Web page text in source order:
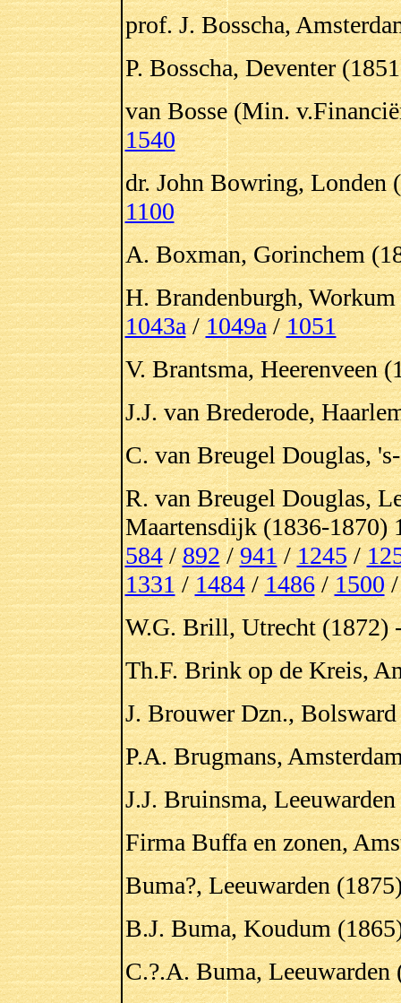
prof. J. Bosscha,
P. Bosscha, Deventer
van Bosse (Min.
1540
dr. John Bowring, Londen
1100
A. Boxman, Gorinchem
H. Brandenburgh,
1043a/1049a/1051
V. Brantsma, Heerenveen
J.J. van Brederode,
C. van Breugel Douglas,
R. van Breugel Douglas,
Maartensdijk (1836-1870)
584/892/941/1245/
1331/1484/1486/1500
W.G. Brill, Utrecht (1872)
Th.F. Brink op de Kreis,
J. Brouwer Dzn.,
P.A. Brugmans,
J.J. Bruinsma,
Firma Buffa en zonen,
Buma?, Leeuwarden
B.J. Buma, Koudum
C.?.A. Buma,